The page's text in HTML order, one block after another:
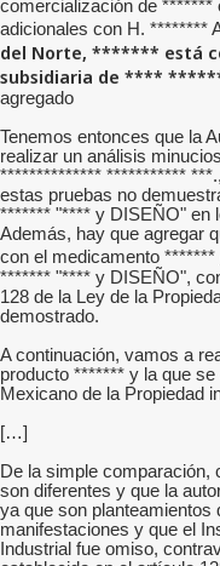
comercialización de *******
adicionales con H. ********
del Norte, ******* está
subsidiaria de ****
agregado
Tenemos entonces que la
realizar un análisis
************** ***********
estas pruebas no
******* "**** y DISEÑO" en
Además, hay que agregar
con el medicamento *******
******* "**** y DISEÑO",
128 de la Ley de la
demostrado.
A continuación, vamos a
producto ******* y la que
Mexicano de la Propiedad
[…]
De la simple comparación,
son diferentes y que la
ya que son planteamientos
manifestaciones y que el
Industrial fue omiso,